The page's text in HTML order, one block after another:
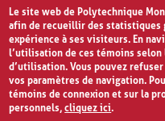
Le site web de Polytechnique
afin de recueillir des
expérience à ses visiteurs. En
l’utilisation de ces témoins
d’utilisation. Vous pouvez
vos paramètres de navigation.
témoins de connexion et sur la
personnels,cliquez ici.